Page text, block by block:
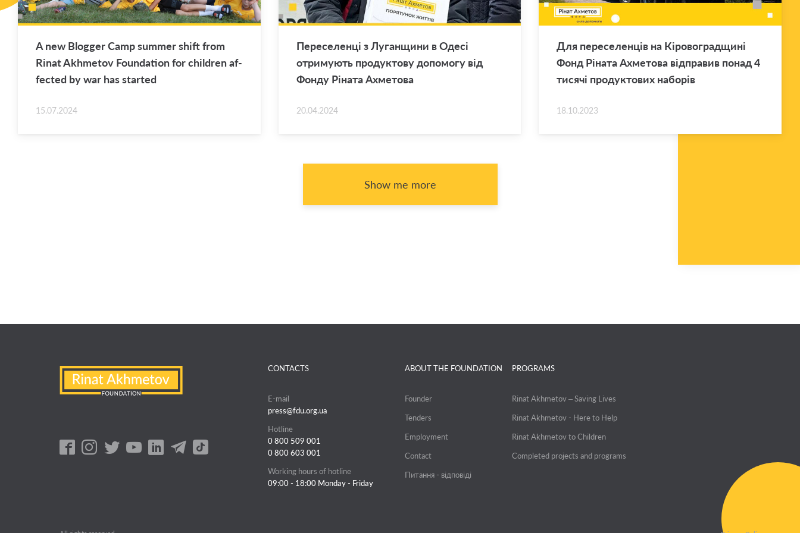
A new Blog­ger Camp sum­mer shift from
Rinat Akhme­tov Foun­da­tion for chil­dren af­
fected by war has started
15.07.2024
Переселенці з Луганщини в Одесі
отримують продуктову допомогу від
Фонду Ріната Ахметова
20.04.2024
Для переселенців на Кіровоградщині
Фонд Ріната Ахметова відправив понад 4
тисячі продуктових наборів
18.10.2023
Show me more
CONTACTS
E-mail
press@fdu.org.ua
Hotline
0 800 509 001
0 800 603 001
Working hours of hotline
09:00 - 18:00 Monday - Friday
ABOUT THE FOUNDATION
Founder
Tenders
Employment
Contact
Питання - відповіді
PROGRAMS
Rinat Akhmetov – Saving Lives
Rinat Akhmetov - Here to Help
Rinat Akhmetov to Children
Completed projects and programs